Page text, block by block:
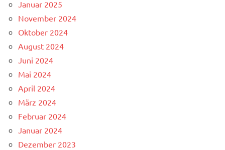
Januar 2025
November 2024
Oktober 2024
August 2024
Juni 2024
Mai 2024
April 2024
März 2024
Februar 2024
Januar 2024
Dezember 2023